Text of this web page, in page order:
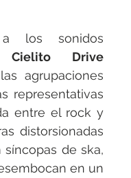
los sonidos
Cielito Drive
agrupaciones
representativas
entre el rock y
distorsionadas
de ska,
en un